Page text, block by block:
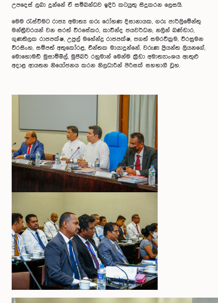
උපදෙස් ලබා දුන්නේ ඒ සම්බන්ධව ඉදිරි කටයුතු සිදුකරන ලෙසයි.
මෙම රැස්වීමට රාජ්‍ය අමාත්‍ය ගරු රෝහණ දිසානායක, ගරු පාර්ලිමේන්තු
මන්ත්‍රීවරයන් වන සරත් වීරසේකර, කාවින්ද ජයවර්ධන, නලින් බණ්ඩාර,
ගුණතිලක රාජපක්ෂ, උපුල් මහේන්ද්‍ර රාජපක්ෂ, ජගත් සමරවික්‍රම, වීරසුමන
වීරසිංහ, සම්පත් අතුකෝරළ, චින්තක මායාදුන්නේ, වරුණ ප්‍රියන්ත ලියනගේ,
මොහොමඩ් මුසාම්මිල්, මුජිබර් රහුමාන් මෙන්ම ක්‍රීඩා අමාත්‍යාංශය ඇතුළු
අදාළ ආයතන නියෝජනය කරන නිලධාරීන් පිරිසක් සහභාගී වූහ.